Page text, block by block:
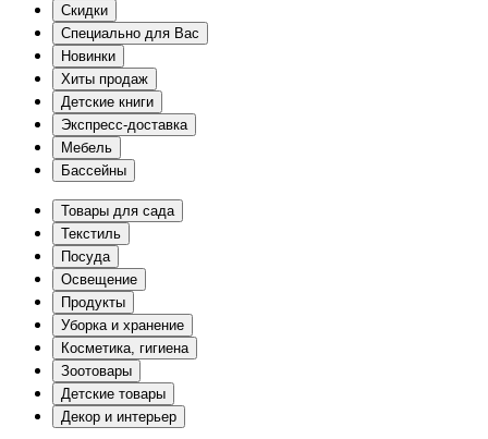
Скидки
Специально для Вас
Новинки
Хиты продаж
Детские книги
Экспресс-доставка
Мебель
Бассейны
Товары для сада
Текстиль
Посуда
Освещение
Продукты
Уборка и хранение
Косметика, гигиена
Зоотовары
Детские товары
Декор и интерьер